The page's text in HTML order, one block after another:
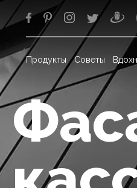
Продукты Советы